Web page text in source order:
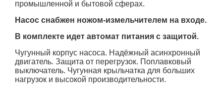
промышленной и бытовой сферах.
Насос снабжен ножом-измельчителем на входе.
В комплекте идет автомат питания с защитой.
Чугунный корпус насоса. Надёжный асинхронный
двигатель. Защита от перегрузок. Поплавковый
выключатель. Чугунная крыльчатка для больших
нагрузок и высокой производительности.